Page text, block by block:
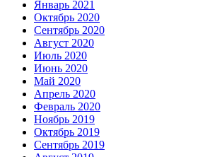
Январь 2021
Октябрь 2020
Сентябрь 2020
Август 2020
Июль 2020
Июнь 2020
Май 2020
Апрель 2020
Февраль 2020
Ноябрь 2019
Октябрь 2019
Сентябрь 2019